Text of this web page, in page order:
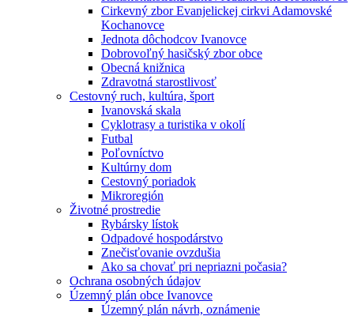
Cirkevný zbor Evanjelickej cirkvi Adamovské
Kochanovce
Jednota dôchodcov Ivanovce
Dobrovoľný hasičský zbor obce
Obecná knižnica
Zdravotná starostlivosť
Cestovný ruch, kultúra, šport
Ivanovská skala
Cyklotrasy a turistika v okolí
Futbal
Poľovníctvo
Kultúrny dom
Cestovný poriadok
Mikroregión
Životné prostredie
Rybársky lístok
Odpadové hospodárstvo
Znečisťovanie ovzdušia
Ako sa chovať pri nepriazni počasia?
Ochrana osobných údajov
Územný plán obce Ivanovce
Územný plán návrh, oznámenie